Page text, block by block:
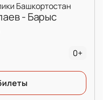
Башкортостан
- Барыс
0+